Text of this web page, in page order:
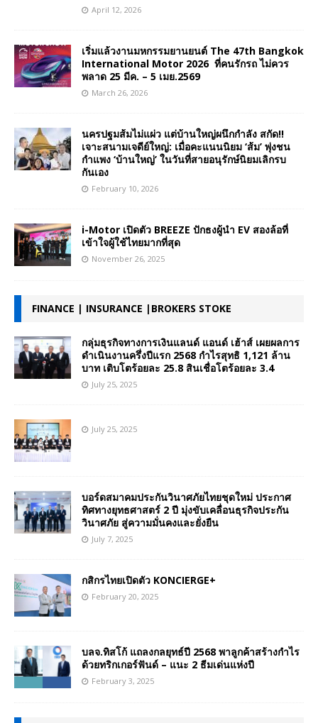
April 12, 2026
เริ่มแล้วงานมหกรรมยานยนต์ The 47th Bangkok
International Motor 2026 ที่คนรักรถ ไม่ควร
พลาด 25 มีค. – 5 เมย.2569
March 26, 2026
นครปฐมส้มไม่แผ่ว แต่บ้านใหญ่ผนึกกำลัง สกัด!!
เจาะสนามเจดีย์ใหญ่: เมื่อคะแนนนิยม ‘ส้ม’ พุ่งชน
กำแพง ‘บ้านใหญ่’ ในวันที่สายอนุรักษ์นิยมเลิกรบ
กันเอง
February 10, 2026
i-Motor เปิดตัว BREEZE ปักธงผู้นำ EV สองล้อที่
เข้าใจผู้ใช้ไทยมากที่สุด
November 26, 2025
FINANCE | INSURANCE |BROKERS STOKE
กลุ่มธุรกิจทางการเงินแลนด์ แอนด์ เฮ้าส์ เผยผลการ
ดำเนินงานครึ่งปีแรก 2568 กำไรสุทธิ 1,121 ล้าน
บาท เติบโตร้อยละ 25.8 สินเชื่อโตร้อยละ 3.4
July 25, 2025
July 25, 2025
บอร์ดสมาคมประกันวินาศภัยไทยชุดใหม่ ประกาศ
ทิศทางยุทธศาสตร์ 2 ปี มุ่งขับเคลื่อนธุรกิจประกัน
วินาศภัย สู่ความมั่นคงและยั่งยืน
July 7, 2025
กสิกรไทยเปิดตัว KONCIERGE+
February 20, 2025
บลจ.ทิสโก้ แถลงกลยุทธ์ปี 2568 พาลูกค้าสร้างกำไร
ด้วยทริกเกอร์ฟันด์ – แนะ 2 ธีมเด่นแห่งปี
February 3, 2025